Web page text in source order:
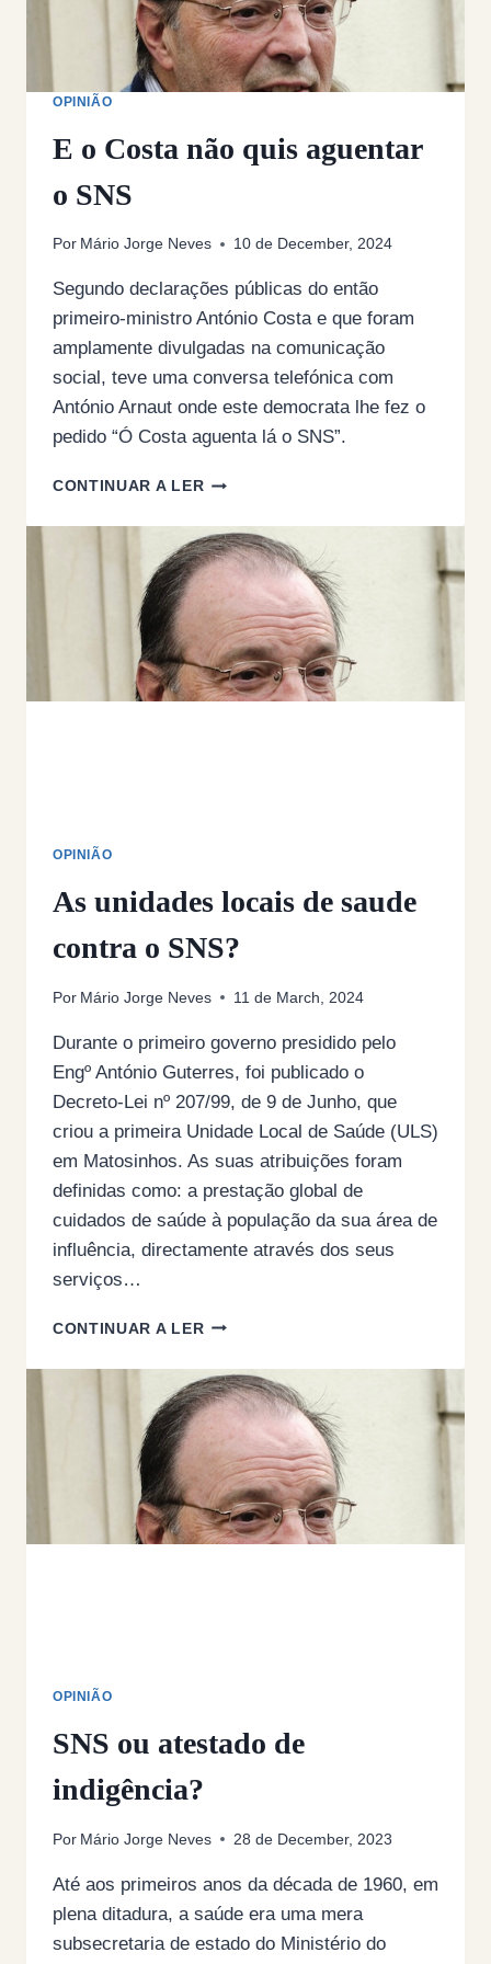
OPINIÃO
E o Costa não quis aguentar
o SNS
Por Mário Jorge Neves 10 de December, 2024
Segundo declarações públicas do então
primeiro-ministro António Costa e que foram
amplamente divulgadas na comunicação
social, teve uma conversa telefónica com
António Arnaut onde este democrata lhe fez o
pedido “Ó Costa aguenta lá o SNS”.
CONTINUAR A LERE
COSTA
NÃO
QUIS
AGUENTAR
O
SNS
OPINIÃO
As unidades locais de saude
contra o SNS?
Por Mário Jorge Neves 11 de March, 2024
Durante o primeiro governo presidido pelo
Engº António Guterres, foi publicado o
Decreto-Lei nº 207/99, de 9 de Junho, que
criou a primeira Unidade Local de Saúde (ULS)
em Matosinhos. As suas atribuições foram
definidas como: a prestação global de
cuidados de saúde à população da sua área de
influência, directamente através dos seus
serviços…
CONTINUAR A LERAS
LOCAIS
DE
SAUDE
CONTRA
O
SNS?
OPINIÃO
SNS ou atestado de
indigência?
Por Mário Jorge Neves 28 de December, 2023
Até aos primeiros anos da década de 1960, em
plena ditadura, a saúde era uma mera
subsecretaria de estado do Ministério do